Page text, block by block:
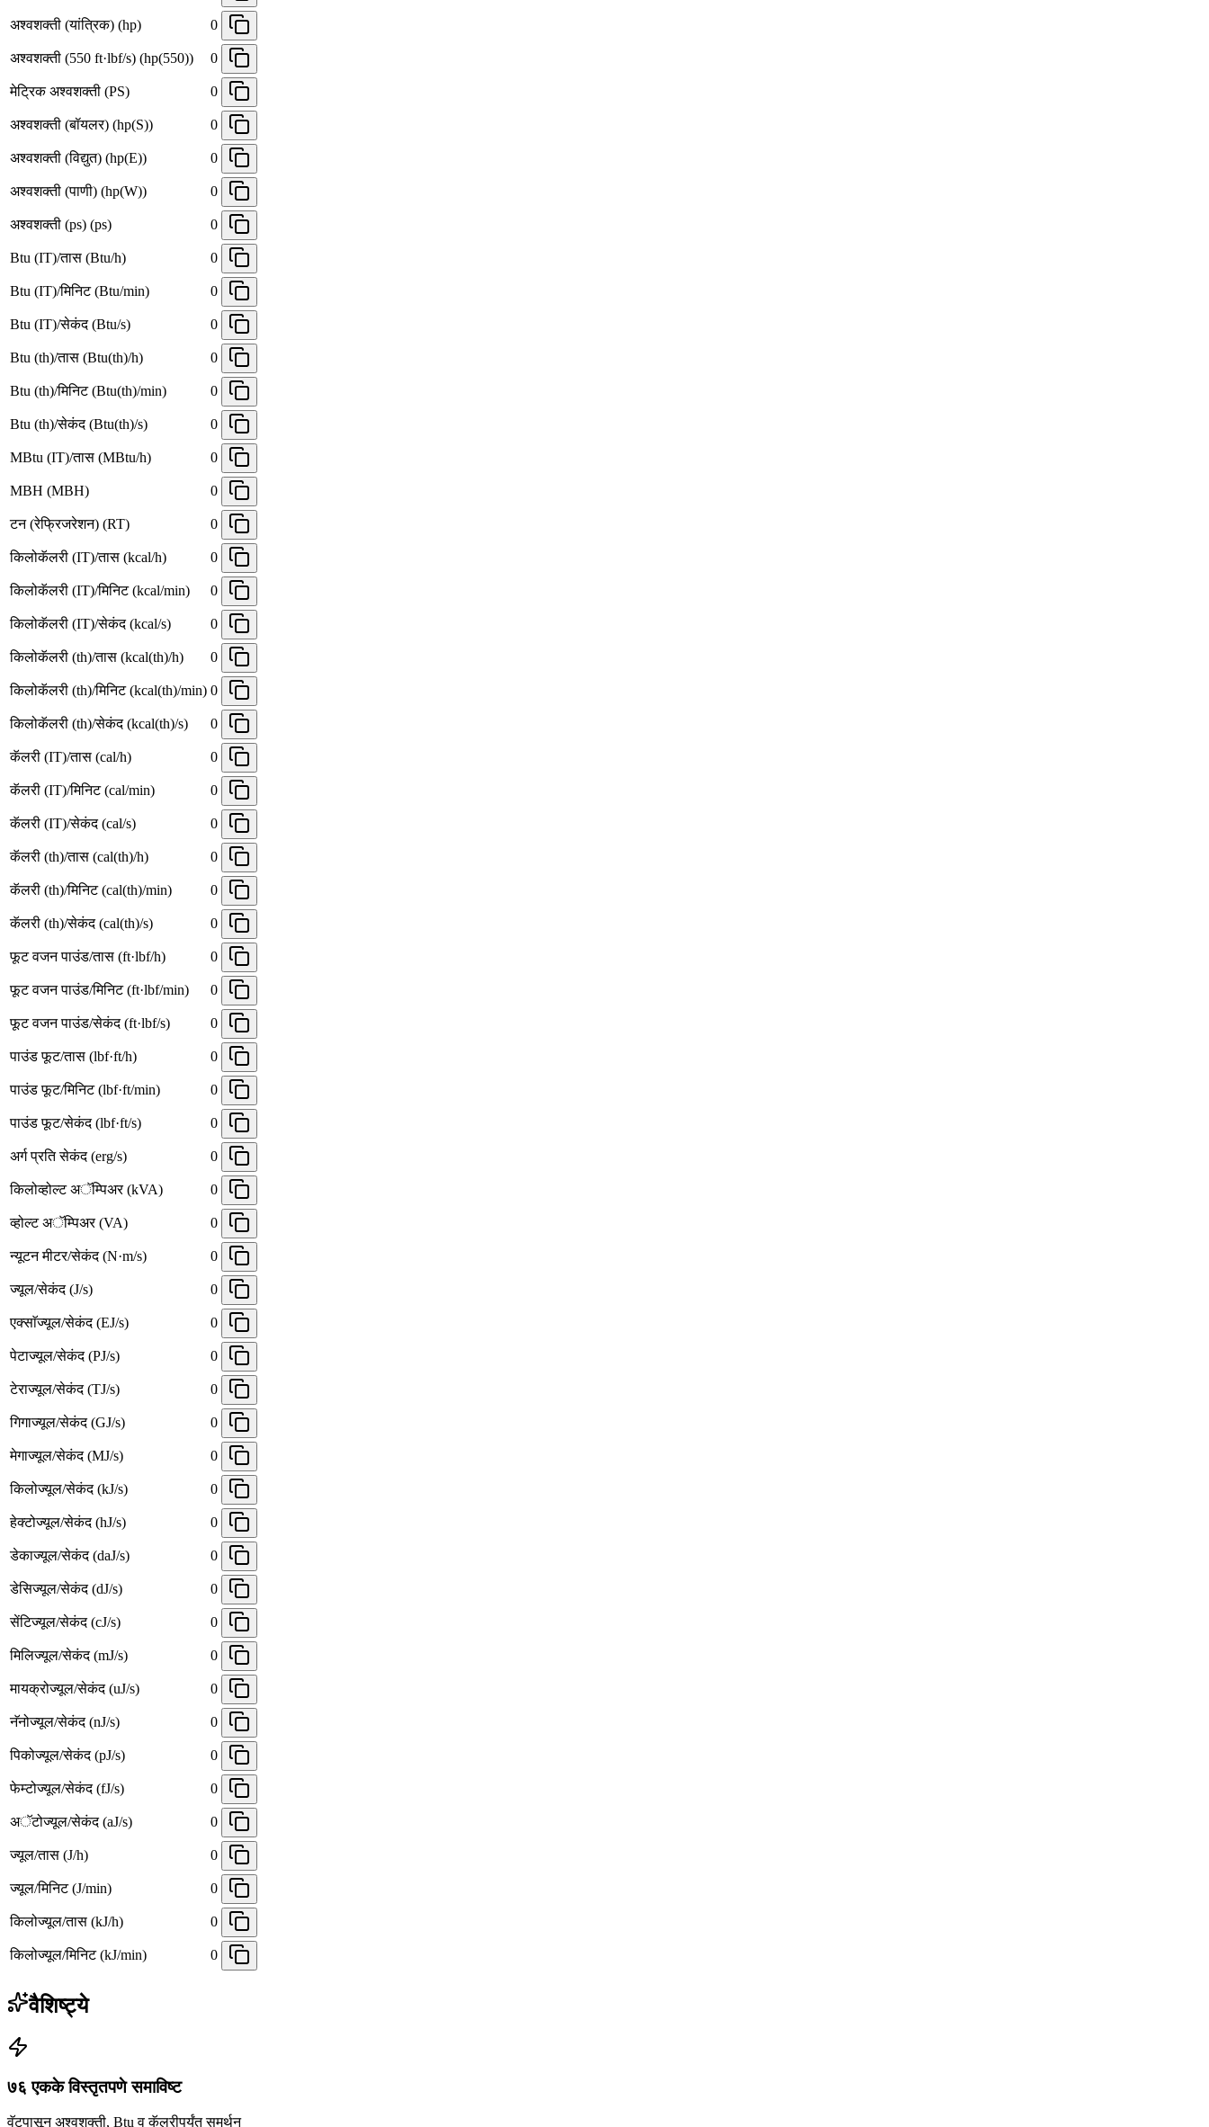
अश्वशक्ती (यांत्रिक) (hp) 0
अश्वशक्ती (550 ft·lbf/s) (hp(550)) 0
मेट्रिक अश्वशक्ती (PS) 0
अश्वशक्ती (बॉयलर) (hp(S)) 0
अश्वशक्ती (विद्युत) (hp(E)) 0
अश्वशक्ती (पाणी) (hp(W)) 0
अश्वशक्ती (ps) (ps) 0
Btu (IT)/तास (Btu/h) 0
Btu (IT)/मिनिट (Btu/min) 0
Btu (IT)/सेकंद (Btu/s) 0
Btu (th)/तास (Btu(th)/h) 0
Btu (th)/मिनिट (Btu(th)/min) 0
Btu (th)/सेकंद (Btu(th)/s) 0
MBtu (IT)/तास (MBtu/h) 0
MBH (MBH) 0
टन (रेफ्रिजरेशन) (RT) 0
किलोकॅलरी (IT)/तास (kcal/h) 0
किलोकॅलरी (IT)/मिनिट (kcal/min) 0
किलोकॅलरी (IT)/सेकंद (kcal/s) 0
किलोकॅलरी (th)/तास (kcal(th)/h) 0
किलोकॅलरी (th)/मिनिट (kcal(th)/min) 0
किलोकॅलरी (th)/सेकंद (kcal(th)/s) 0
कॅलरी (IT)/तास (cal/h) 0
कॅलरी (IT)/मिनिट (cal/min) 0
कॅलरी (IT)/सेकंद (cal/s) 0
कॅलरी (th)/तास (cal(th)/h) 0
कॅलरी (th)/मिनिट (cal(th)/min) 0
कॅलरी (th)/सेकंद (cal(th)/s) 0
फूट वजन पाउंड/तास (ft·lbf/h) 0
फूट वजन पाउंड/मिनिट (ft·lbf/min) 0
फूट वजन पाउंड/सेकंद (ft·lbf/s) 0
पाउंड फूट/तास (lbf·ft/h) 0
पाउंड फूट/मिनिट (lbf·ft/min) 0
पाउंड फूट/सेकंद (lbf·ft/s) 0
अर्ग प्रति सेकंद (erg/s) 0
किलोव्होल्ट अॅम्पिअर (kVA) 0
व्होल्ट अॅम्पिअर (VA) 0
न्यूटन मीटर/सेकंद (N·m/s) 0
ज्यूल/सेकंद (J/s) 0
एक्साॅज्यूल/सेकंद (EJ/s) 0
पेटाज्यूल/सेकंद (PJ/s) 0
टेराज्यूल/सेकंद (TJ/s) 0
गिगाज्यूल/सेकंद (GJ/s) 0
मेगाज्यूल/सेकंद (MJ/s) 0
किलोज्यूल/सेकंद (kJ/s) 0
हेक्टोज्यूल/सेकंद (hJ/s) 0
डेकाज्यूल/सेकंद (daJ/s) 0
डेसिज्यूल/सेकंद (dJ/s) 0
सेंटिज्यूल/सेकंद (cJ/s) 0
मिलिज्यूल/सेकंद (mJ/s) 0
मायक्रोज्यूल/सेकंद (uJ/s) 0
नॅनोज्यूल/सेकंद (nJ/s) 0
पिकोज्यूल/सेकंद (pJ/s) 0
फेम्टोज्यूल/सेकंद (fJ/s) 0
अॅटोज्यूल/सेकंद (aJ/s) 0
ज्यूल/तास (J/h) 0
ज्यूल/मिनिट (J/min) 0
किलोज्यूल/तास (kJ/h) 0
किलोज्यूल/मिनिट (kJ/min) 0
वैशिष्ट्ये
७६ एकके विस्तृतपणे समाविष्ट
वॅटपासून अश्वशक्ती, Btu व कॅलरीपर्यंत समर्थन